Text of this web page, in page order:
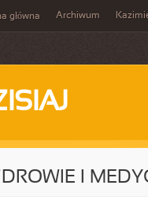
główna Archiwum
I